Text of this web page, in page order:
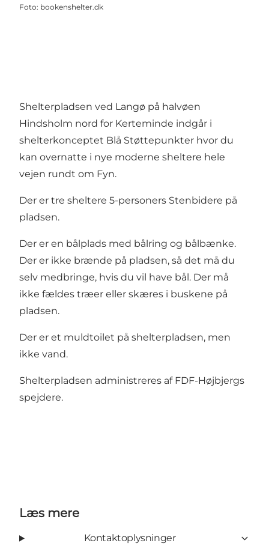
Foto: bookenshelter.dk
Shelterpladsen ved Langø på halvøen
Hindsholm nord for Kerteminde indgår i
shelterkonceptet Blå Støttepunkter hvor du
kan overnatte i nye moderne sheltere hele
vejen rundt om Fyn.
Der er tre sheltere 5-personers Stenbidere på
pladsen.
Der er en bålplads med bålring og bålbænke.
Der er ikke brænde på pladsen, så det må du
selv medbringe, hvis du vil have bål. Der må
ikke fældes træer eller skæres i buskene på
pladsen.
Der er et muldtoilet på shelterpladsen, men
ikke vand.
Shelterpladsen administreres af FDF-Højbjergs
spejdere.
Læs mere
Kontaktoplysninger